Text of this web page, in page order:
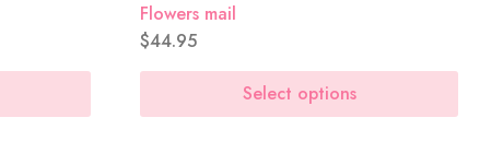
Flowers mail
$44.95
Select options